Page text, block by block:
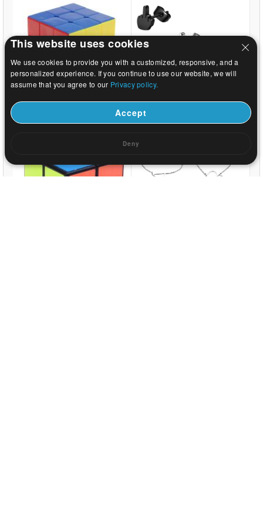
US$ 0.31
This website uses cookies
We use cookies to provide you with a customized, responsive, and a
personalized experience. If you continue to use our website, we will
assume that you agree to our Privacy policy.
Accept
Deny